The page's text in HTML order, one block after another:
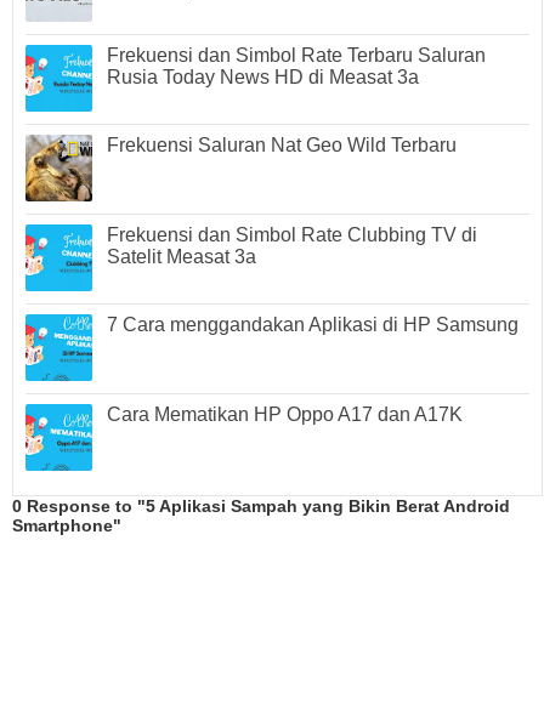
Frekuensi dan Simbol Rate Terbaru Saluran
Rusia Today News HD di Measat 3a
Frekuensi Saluran Nat Geo Wild Terbaru
Frekuensi dan Simbol Rate Clubbing TV di
Satelit Measat 3a
7 Cara menggandakan Aplikasi di HP Samsung
Cara Mematikan HP Oppo A17 dan A17K
0 Response to "5 Aplikasi Sampah yang Bikin Berat Android
Smartphone"